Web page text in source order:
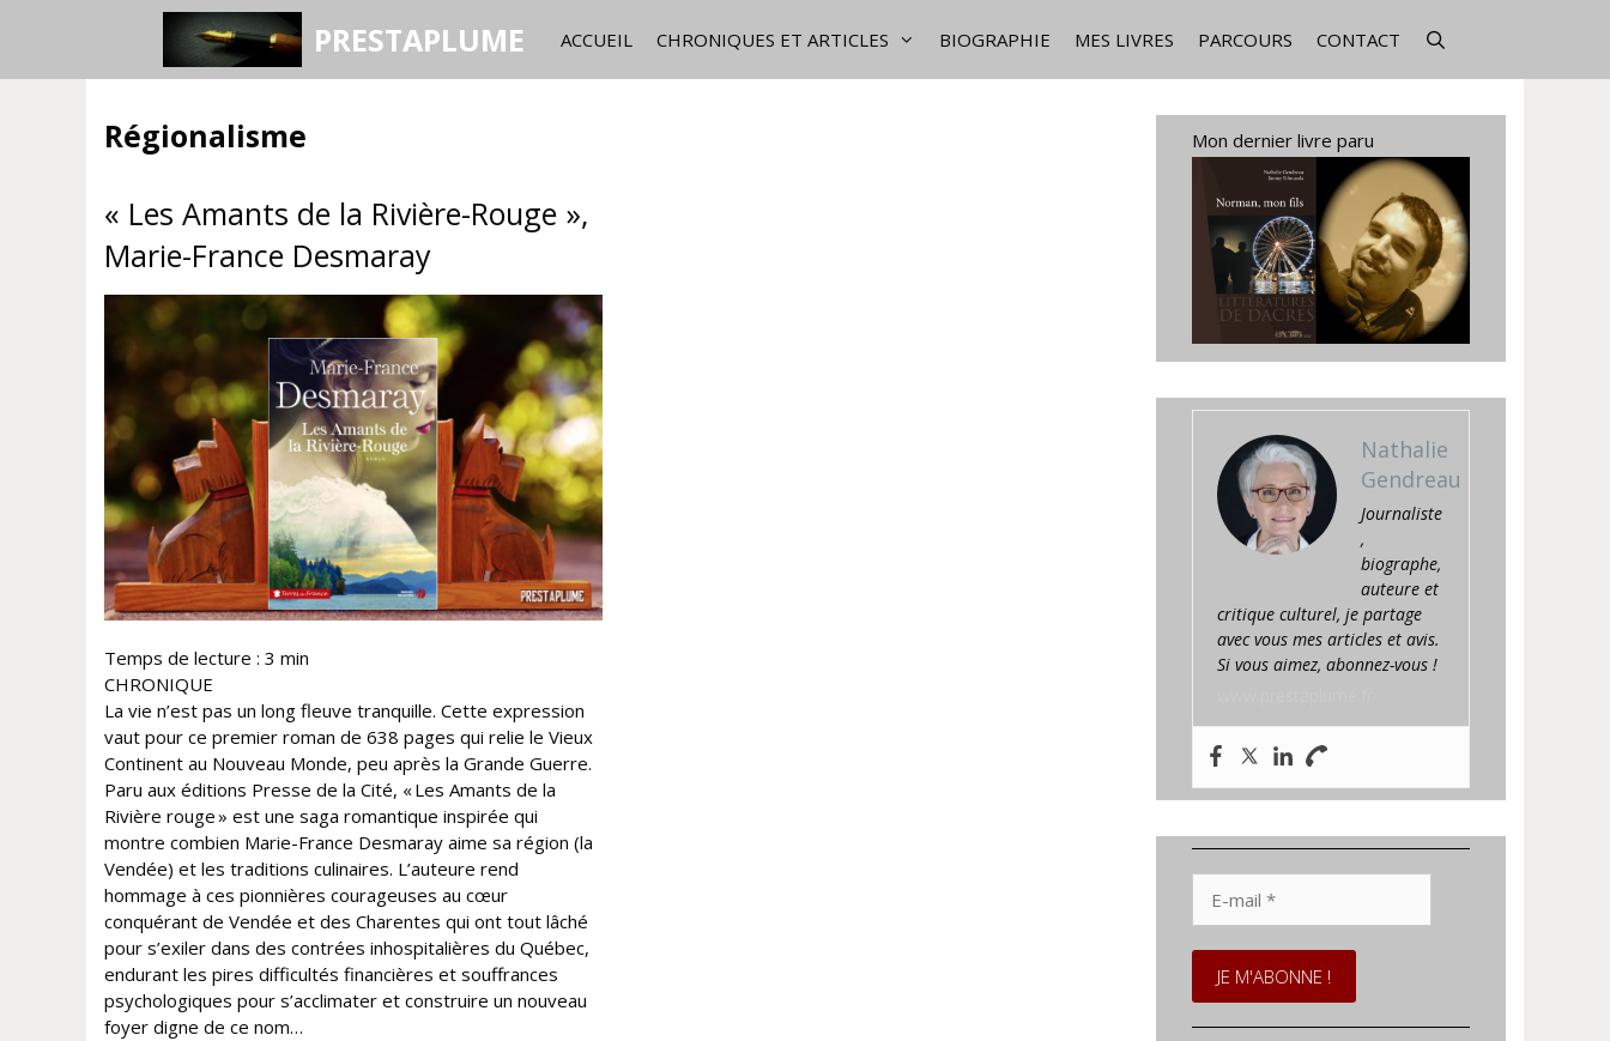
PRESTAPLUME ACCUEIL CHRONIQUES ET ARTICLES BIOGRAPHIE MES LIVRES PARCOURS CONTACT
Régionalisme
« Les Amants de la Rivière-Rouge »,
Marie-France Desmaray
Temps de lecture : 3 min
CHRONIQUE
La vie n’est pas un long fleuve tranquille. Cette expression
vaut pour ce premier roman de 638 pages qui relie le Vieux
Continent au Nouveau Monde, peu après la Grande Guerre.
Paru aux éditions Presse de la Cité, « Les Amants de la
Rivière rouge » est une saga romantique inspirée qui
montre combien Marie-France Desmaray aime sa région (la
Vendée) et les traditions culinaires. L’auteure rend
hommage à ces pionnières courageuses au cœur
conquérant de Vendée et des Charentes qui ont tout lâché
pour s’exiler dans des contrées inhospitalières du Québec,
endurant les pires difficultés financières et souffrances
psychologiques pour s’acclimater et construire un nouveau
foyer digne de ce nom…
Mon dernier livre paru
Nathalie
Gendreau
Journaliste
,
biographe,
auteure et
critique culturel, je partage
avec vous mes articles et avis.
Si vous aimez, abonnez-vous !
mail
*